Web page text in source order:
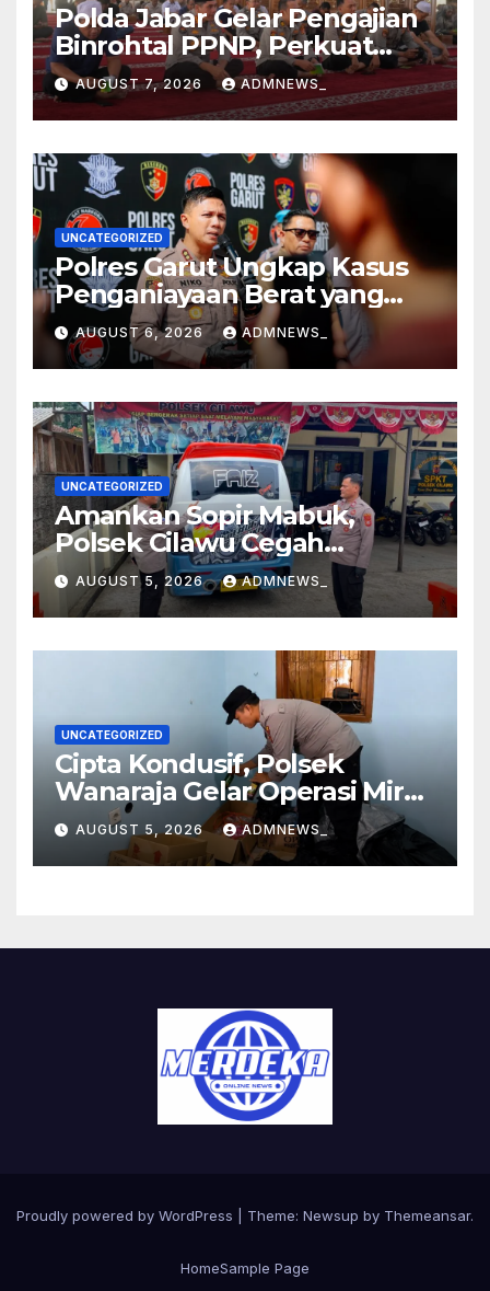
Polda Jabar Gelar Pengajian
Binrohtal PPNP, Perkuat
Iman dan Integritas
Personel.
AUGUST 7, 2026 ADMNEWS_
UNCATEGORIZED
Polres Garut Ungkap Kasus
Penganiayaan Berat yang
Mengakibatkan Korban
Meninggal Dunia
AUGUST 6, 2026 ADMNEWS_
UNCATEGORIZED
Amankan Sopir Mabuk,
Polsek Cilawu Cegah
Kecelakaan di Jalan Raya
Garut–Tasikmalaya
AUGUST 5, 2026 ADMNEWS_
UNCATEGORIZED
Cipta Kondusif, Polsek
Wanaraja Gelar Operasi Miras
di Wilayah Hukumnya
AUGUST 5, 2026 ADMNEWS_
Proudly powered by WordPress Theme: Newsup by Themeansar.
HomeSample Page